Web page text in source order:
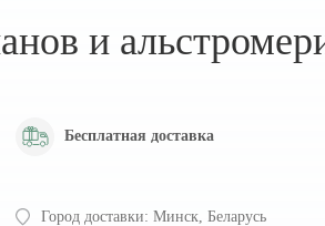
и
Бесплатная доставка
Город доставки: Минск, Беларусь